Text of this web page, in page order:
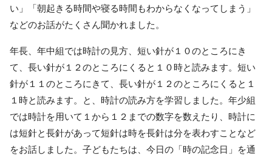
い」「朝起きる時間や寝る時間もわからなくなってしまう」
などのお話がたくさん聞かれました。
年長、年中組では時計の見方、短い針が１０のところにき
て、長い針が１２のところにくると１０時と読みます。短い
針が１１のところにきて、長い針が１２のところにくると１
１時と読みます。と、時計の読み方を学習しました。年少組
では時計を用いて１から１２までの数字を数えたり、時計に
は短針と長針があって短針は時を長針は分を表わすことなど
をお話しました。子どもたちは、今日の「時の記念日」を通